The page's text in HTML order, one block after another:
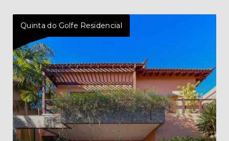
Quinta do Golfe Residencial